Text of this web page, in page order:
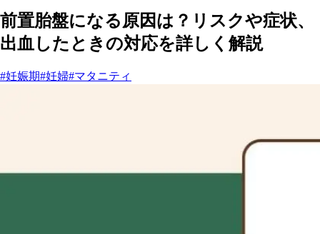
前置胎盤になる原因は？リスクや症状、
出血したときの対応を詳しく解説
#妊娠期#妊婦#マタニティ